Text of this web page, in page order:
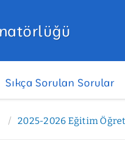
Sıkça Sorulan Sorular
2025-2026 Eğitim